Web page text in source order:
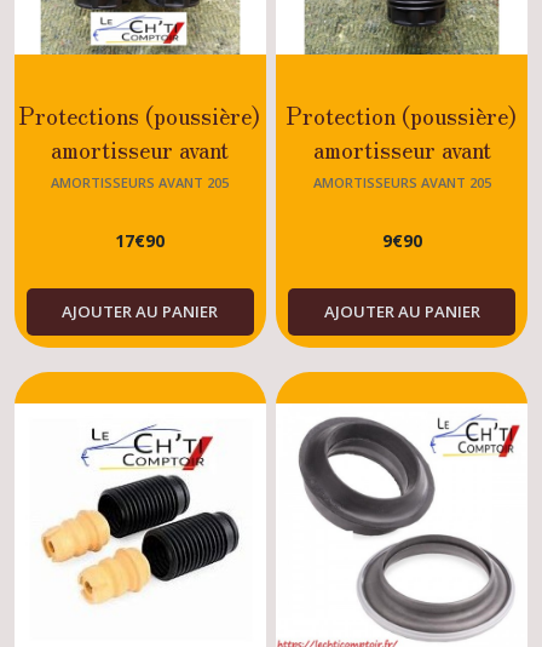
Protections (poussière)
amortisseur avant
Peugeot 205 GTI
/ DISESEL / TOUS
MODELES
AMORTISSEURS AVANT 205
17€90
AJOUTER AU PANIER
Protection (poussière)
amortisseur avant
Peugeot 205 GTI
/ DISESEL / TOUS
MODELES
AMORTISSEURS AVANT 205
9€90
AJOUTER AU PANIER